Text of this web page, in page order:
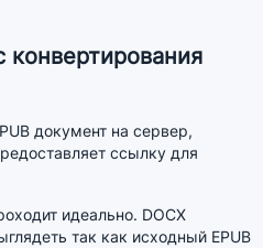
конвертирования
документ на сервер,
ссылку для
идеально. DOCX
так как исходный EPUB